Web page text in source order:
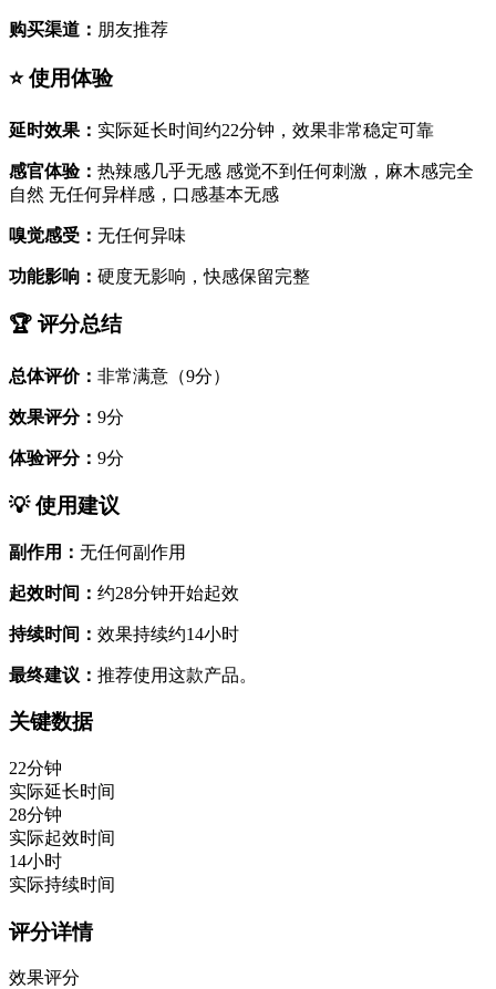
购买渠道： 朋友推荐
⭐ 使用体验
延时效果： 实际延长时间约22分钟，效果非常稳定可靠
感官体验： 热辣感几乎无感 感觉不到任何刺激，麻木感完全
自然 无任何异样感，口感基本无感
嗅觉感受： 无任何异味
功能影响： 硬度无影响，快感保留完整
🏆 评分总结
总体评价： 非常满意（9分）
效果评分： 9分
体验评分： 9分
💡 使用建议
副作用： 无任何副作用
起效时间： 约28分钟开始起效
持续时间： 效果持续约14小时
最终建议： 推荐使用这款产品。
关键数据
22分钟
实际延长时间
28分钟
实际起效时间
14小时
实际持续时间
评分详情
效果评分